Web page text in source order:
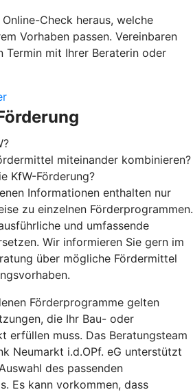
Check heraus, welche
Vorhaben passen. Vereinbaren
Termin mit Ihrer Beraterin oder
miteinander kombinieren?
KfW-Förderung?
Informationen enthalten nur
zu einzelnen Förderprogrammen.
und umfassende
Wir informieren Sie gern im
über mögliche Fördermittel
Förderprogramme gelten
die Ihr Bau- oder
erfüllen muss. Das Beratungsteam
Neumarkt i.d.OPf. eG unterstützt
des passenden
Es kann vorkommen, dass